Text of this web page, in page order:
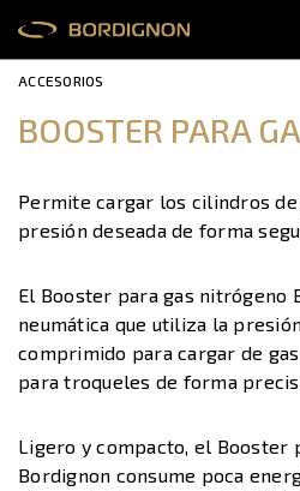
ACCESORIOS
BOOSTER PARA
Permite cargar los cilindros
presión deseada de forma
El Booster para gas nitrógeno
neumática que utiliza la
comprimido para cargar de
para troqueles de forma
Ligero y compacto, el Booster
Bordignon consume poca